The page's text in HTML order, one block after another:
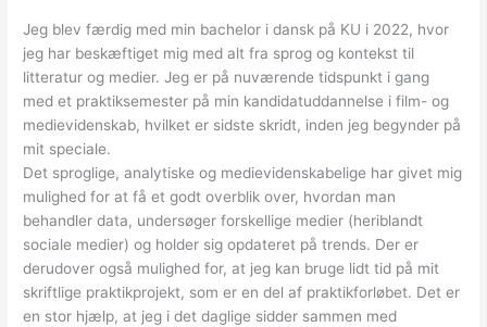
Jeg blev færdig med min bachelor i dansk på KU i 2022, hvor
jeg har beskæftiget mig med alt fra sprog og kontekst til
litteratur og medier. Jeg er på nuværende tidspunkt i gang
med et praktiksemester på min kandidatuddannelse i film- og
medievidenskab, hvilket er sidste skridt, inden jeg begynder på
mit speciale.
Det sproglige, analytiske og medievidenskabelige har givet mig
mulighed for at få et godt overblik over, hvordan man
behandler data, undersøger forskellige medier (heriblandt
sociale medier) og holder sig opdateret på trends. Der er
derudover også mulighed for, at jeg kan bruge lidt tid på mit
skriftlige praktikprojekt, som er en del af praktikforløbet. Det er
en stor hjælp, at jeg i det daglige sidder sammen med